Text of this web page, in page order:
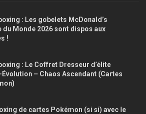
: Les gobelets McDonald’s
du Monde 2026 sont dispos aux
!
: Le Coffret Dresseur d’élite
– Chaos Ascendant (Cartes
de cartes Pokémon (si si) avec le